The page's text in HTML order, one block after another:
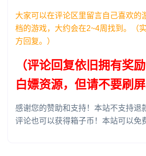
大家可以在评论区里留言自己喜欢的
档的游戏，大约会在2~4周找到。（
方回复。）
（评论回复依旧拥有奖
白嫖资源，但请不要刷屏
感谢您的赞助和支持！本站不支持退
评论也可以获得箱子币！本站可以免